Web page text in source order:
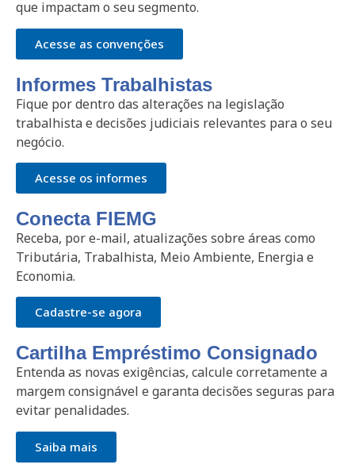
que impactam o seu segmento.
Acesse as convenções
Informes Trabalhistas
Fique por dentro das alterações na legislação
trabalhista e decisões judiciais relevantes para o seu
negócio.
Acesse os informes
Conecta FIEMG
Receba, por e-mail, atualizações sobre áreas como
Tributária, Trabalhista, Meio Ambiente, Energia e
Economia.
Cadastre-se agora
Cartilha Empréstimo Consignado
Entenda as novas exigências, calcule corretamente a
margem consignável e garanta decisões seguras para
evitar penalidades.
Saiba mais